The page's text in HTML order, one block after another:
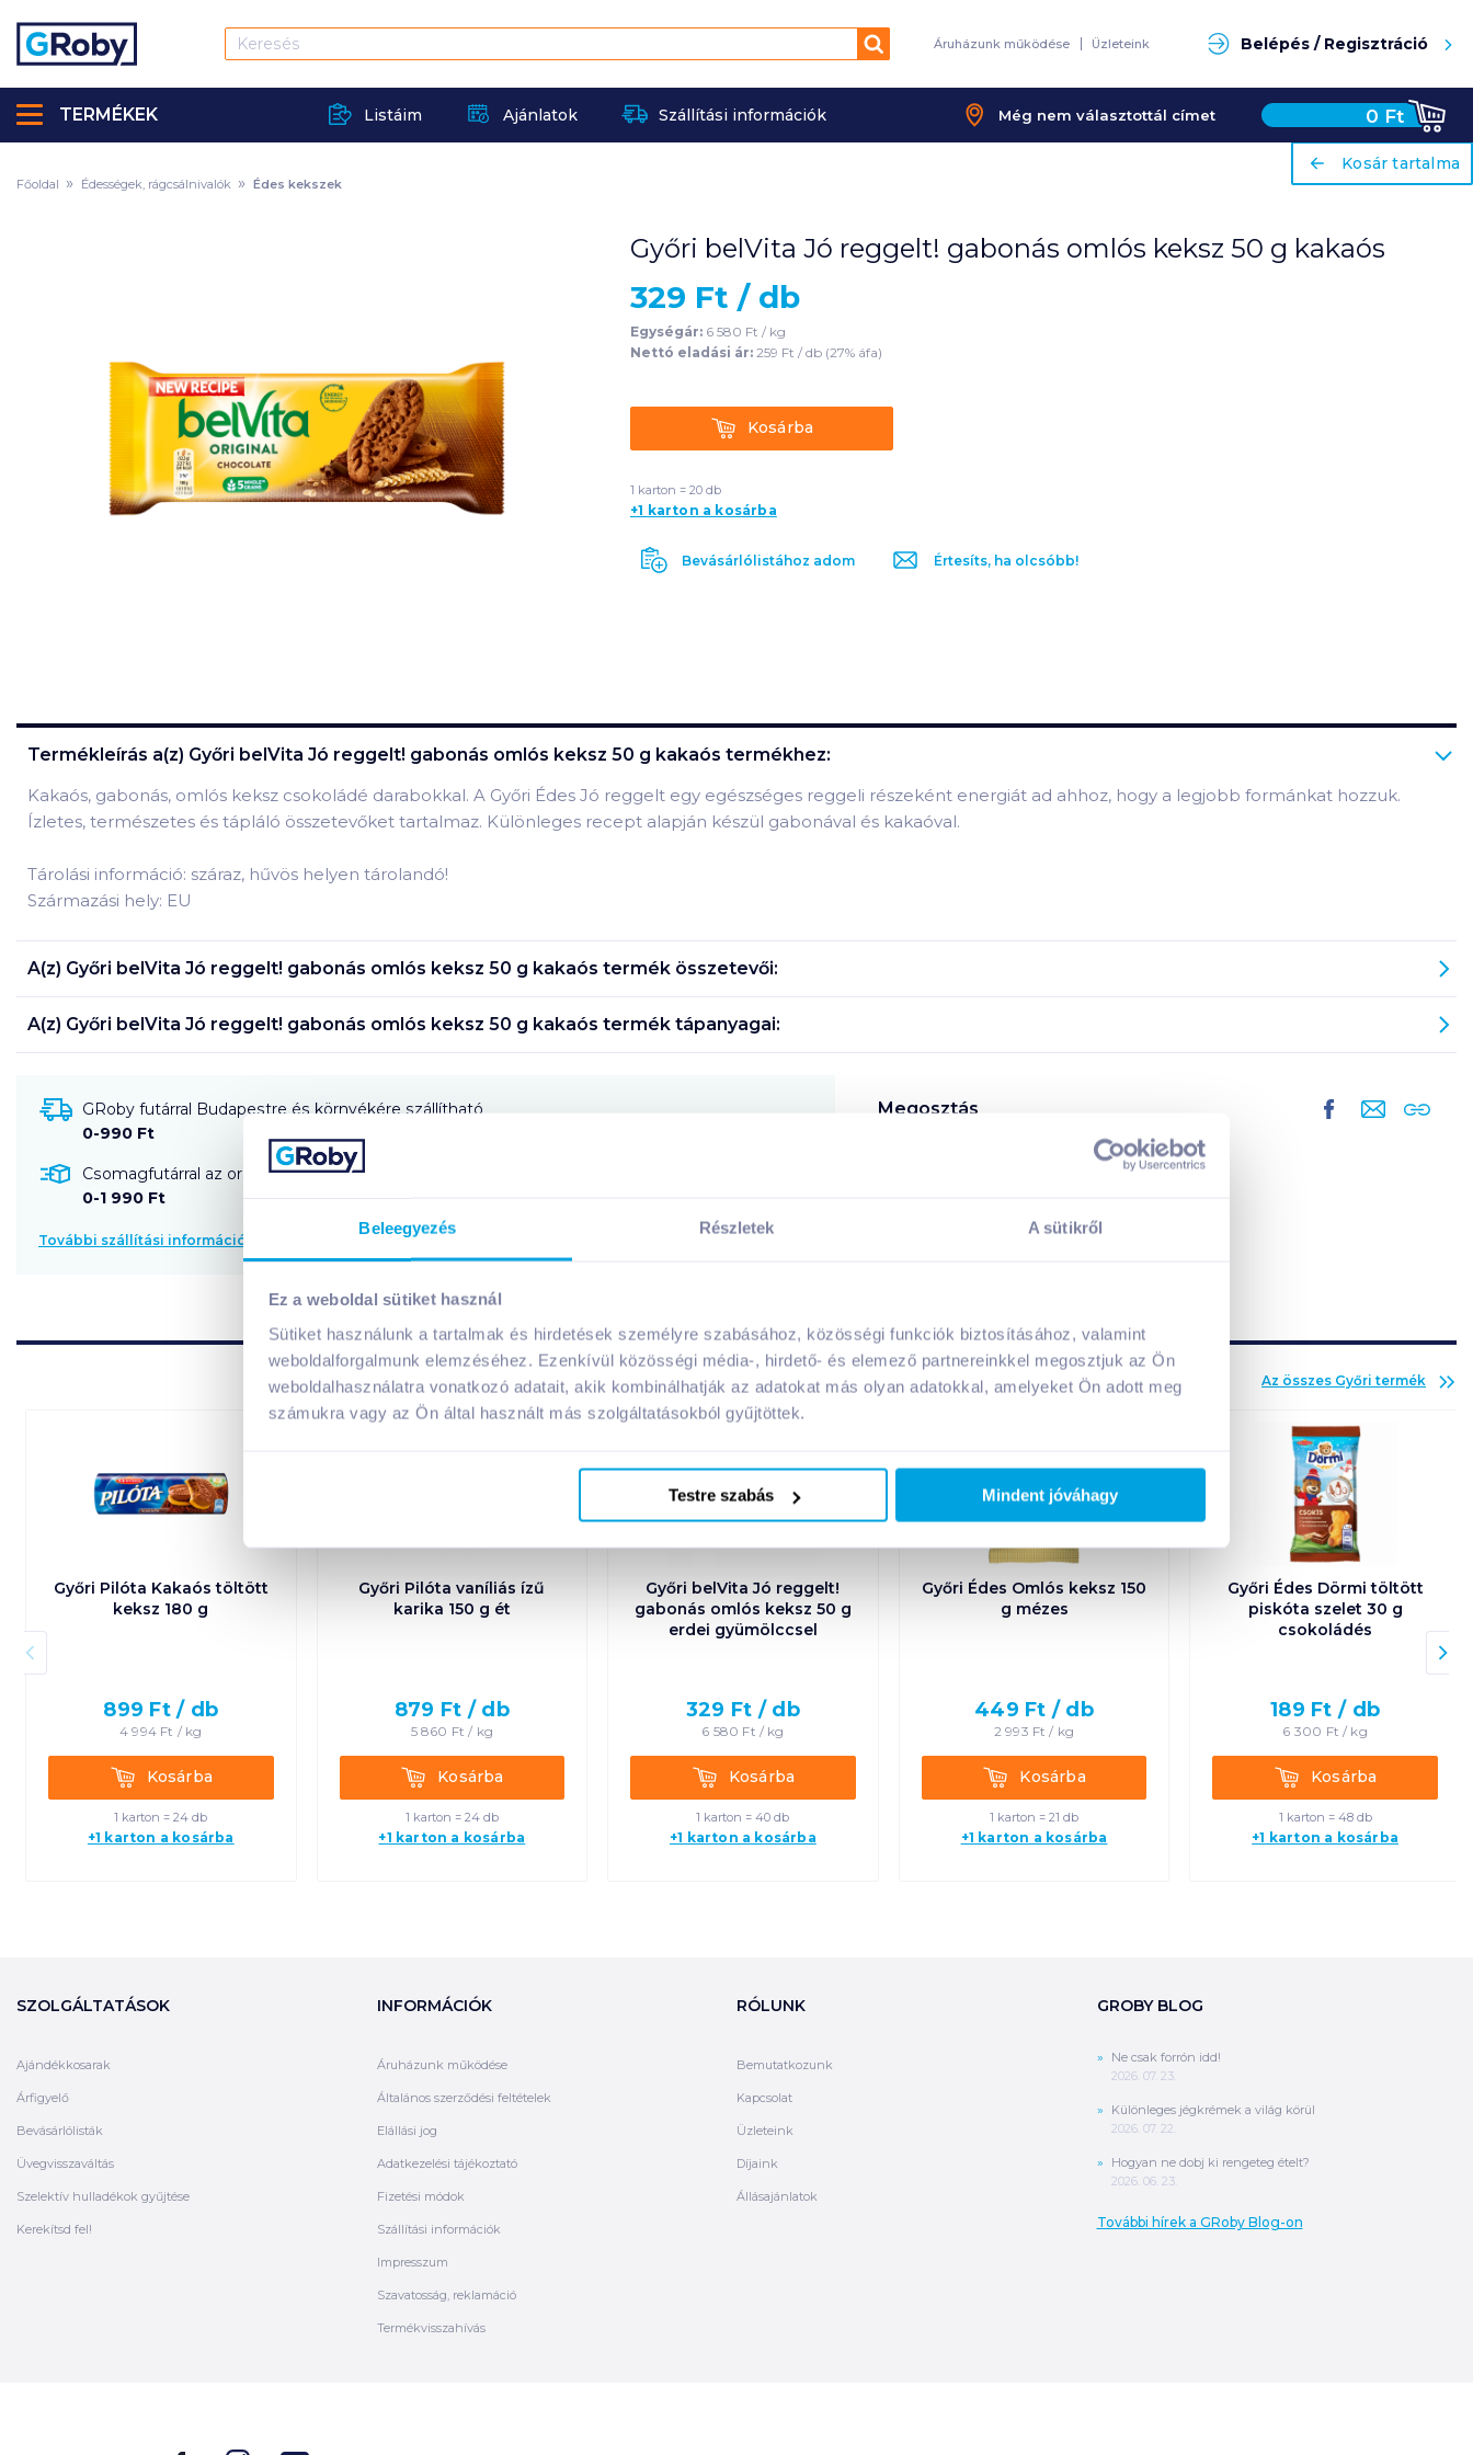
Beleegyezés Részletek A sütikről
Ez a weboldal sütiket használ
Sütiket használunk a tartalmak és hirdetések személyre szabásához, közösségi funkciók biztosításához, valamint
weboldalforgalmunk elemzéséhez. Ezenkívül közösségi média-, hirdető- és elemező partnereinkkel megosztjuk az Ön
weboldalhasználatra vonatkozó adatait, akik kombinálhatják az adatokat más olyan adatokkal, amelyeket Ön adott meg
számukra vagy az Ön által használt más szolgáltatásokból gyűjtöttek.
Testre szabás Mindent jóváhagy
Keresés Áruházunk működése Üzleteink Belépés / Regisztráció
Listáim Ajánlatok Szállítási információk Még nem választottál címet 0 Ft
TERMÉKEK
ariaLabel
Kosár tartalma
Adj hozzá termékeket!
Főoldal Édességek, rágcsálnivalók Édes kekszek
Győri belVita Jó reggelt! gabonás omlós keksz 50 g kakaós
329 Ft / db
Egységár: 6 580 Ft / kg
Nettó eladási ár: 259 Ft / db (27% áfa)
KosárbaKosárba
1 karton = 20 db
+1 karton a kosárba
Bevásárlólistához adom Értesíts, ha olcsóbb!
Termékleírás a(z) Győri belVita Jó reggelt! gabonás omlós keksz 50 g kakaós termékhez:
Kakaós, gabonás, omlós keksz csokoládé darabokkal. A Győri Édes Jó reggelt egy egészséges reggeli részeként energiát ad ahhoz, hogy a legjobb formánkat hozzuk.
Ízletes, természetes és tápláló összetevőket tartalmaz. Különleges recept alapján készül gabonával és kakaóval.
Tárolási információ: száraz, hűvös helyen tárolandó!
Származási hely: EU
A(z) Győri belVita Jó reggelt! gabonás omlós keksz 50 g kakaós termék összetevői:
A(z) Győri belVita Jó reggelt! gabonás omlós keksz 50 g kakaós termék tápanyagai:
GRoby futárral Budapestre és környékére szállítható
0-990 Ft
Csomagfutárral az ország egész területére szállítható!
0-1 990 Ft
További szállítási információk
Megosztás
Az összes Győri termék
Győri Pilóta Kakaós töltött
keksz 180 g
899 Ft / db
4 994 Ft / kg
KosárbaKosárba
1 karton = 24 db
+1 karton a kosárba
Győri Pilóta vaníliás ízű
karika 150 g ét
879 Ft / db
5 860 Ft / kg
KosárbaKosárba
1 karton = 24 db
+1 karton a kosárba
Győri belVita Jó reggelt!
gabonás omlós keksz 50 g
erdei gyümölccsel
329 Ft / db
6 580 Ft / kg
KosárbaKosárba
1 karton = 40 db
+1 karton a kosárba
Győri Édes Omlós keksz 150
g mézes
449 Ft / db
2 993 Ft / kg
KosárbaKosárba
1 karton = 21 db
+1 karton a kosárba
Győri Édes Dörmi töltött
piskóta szelet 30 g
csokoládés
189 Ft / db
6 300 Ft / kg
KosárbaKosárba
1 karton = 48 db
+1 karton a kosárba
SZOLGÁLTATÁSOK
Ajándékkosarak
Árfigyelő
Bevásárlólisták
Üvegvisszaváltás
Szelektív hulladékok gyűjtése
Kerekítsd fel!
INFORMÁCIÓK
Áruházunk működése
Általános szerződési feltételek
Elállási jog
Adatkezelési tájékoztató
Fizetési módok
Szállítási információk
Impresszum
Szavatosság, reklamáció
Termékvisszahívás
RÓLUNK
Bemutatkozunk
Kapcsolat
Üzleteink
Díjaink
Állásajánlatok
GROBY BLOG
Ne csak forrón idd!
2026. 07. 23.
Különleges jégkrémek a világ körül
2026. 07. 22.
Hogyan ne dobj ki rengeteg ételt?
2026. 06. 23.
További hírek a GRoby Blog-on